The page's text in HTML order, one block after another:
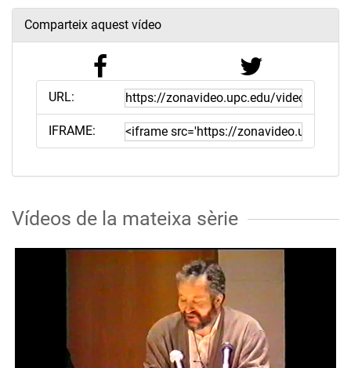
Comparteix aquest vídeo
URL:
IFRAME:
Vídeos de la mateixa sèrie